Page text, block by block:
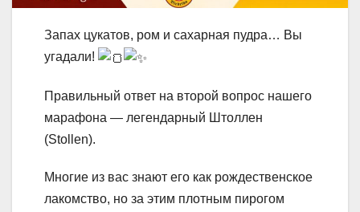
Запах цукатов, ром и сахарная пудра… Вы
угадали!
Правильный ответ на второй вопрос нашего
марафона — легендарный Штоллен
(Stollen).
Многие из вас знают его как рождественское
лакомство, но за этим плотным пирогом